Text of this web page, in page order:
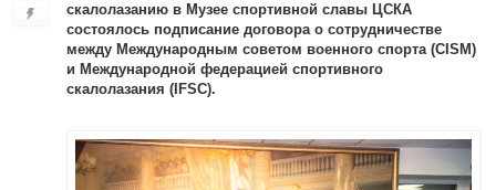
скалолазанию в Музее спортивной славы ЦСКА
состоялось подписание договора о сотрудничестве
между Международным советом военного спорта (CISM)
и Международной федерацией спортивного
скалолазания (IFSC).